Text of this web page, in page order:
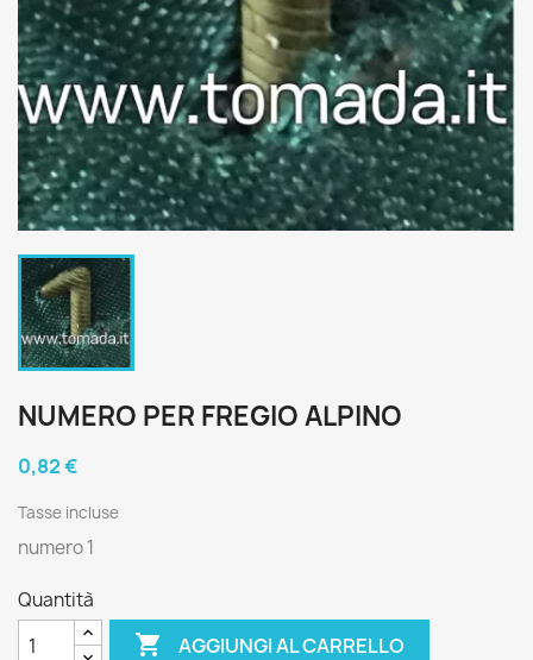
NUMERO PER FREGIO ALPINO
0,82 €
Tasse incluse
numero 1
Quantità
 AGGIUNGI AL CARRELLO